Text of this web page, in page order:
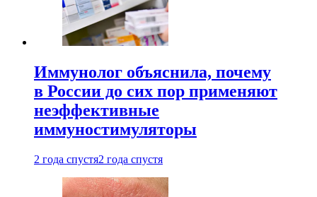
Иммунолог объяснила, почему
в России до сих пор применяют
неэффективные
иммуностимуляторы
2 года спустя2 года спустя